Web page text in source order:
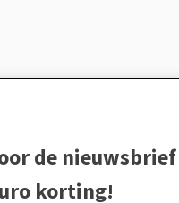
de
korting!